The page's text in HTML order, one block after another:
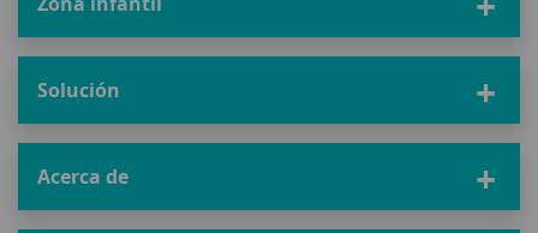
Solución
Acerca de